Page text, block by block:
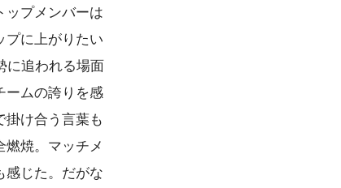
ップメンバーは
プに上がりたい
に追われる場面
ームの誇りを感
掛け合う言葉も
焼。マッチメ
感じた。だがな